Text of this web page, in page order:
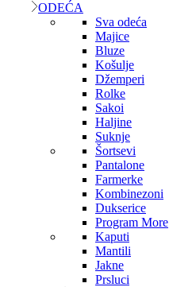
ODEĆA
Sva odeća
Majice
Bluze
Košulje
Džemperi
Rolke
Sakoi
Haljine
Suknje
Šortsevi
Pantalone
Farmerke
Kombinezoni
Dukserice
Program More
Kaputi
Mantili
Jakne
Prsluci